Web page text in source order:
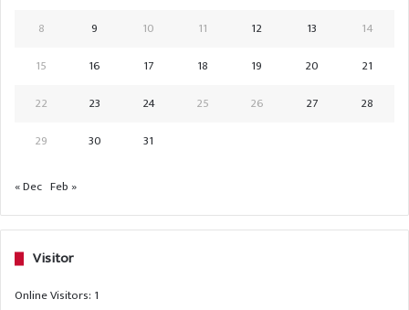
8
9 10 11 12 13
14
15
16 17 18 19 20
21
22
23 24 25 26 27
28
29
30 31
« Dec Feb »
Visitor
Online Visitors: 1